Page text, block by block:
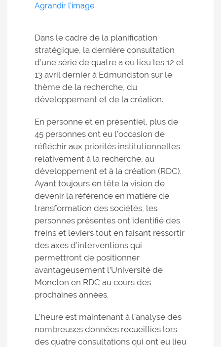
Agrandir l'image
Dans le cadre de la planification
stratégique, la dernière consultation
d’une série de quatre a eu lieu les 12 et
13 avril dernier à Edmundston sur le
thème de la recherche, du
développement et de la création.
En personne et en présentiel, plus de
45 personnes ont eu l’occasion de
réfléchir aux priorités institutionnelles
relativement à la recherche, au
développement et à la création (RDC).
Ayant toujours en tête la vision de
devenir la référence en matière de
transformation des sociétés, les
personnes présentes ont identifié des
freins et leviers tout en faisant ressortir
des axes d’interventions qui
permettront de positionner
avantageusement l’Université de
Moncton en RDC au cours des
prochaines années.
L’heure est maintenant à l’analyse des
nombreuses données recueillies lors
des quatre consultations qui ont eu lieu